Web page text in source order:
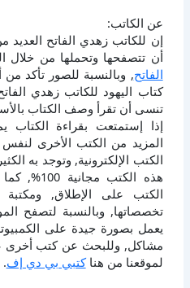
عن الكاتب:
إن للكاتب زهدي الفاتح العديد
أن تتصفحها وتحملها من خلال
الفاتح, وبالنسبة للصور تأكد
كتاب اليهود للكاتب زهدي
تنسى أن تقرأ وصف الكتاب
إذا إستمتعت بقراءة الكتاب
المزيد من الكتب الأخرى لنفس
الكتب الإلكترونية, وتوجد به
هذه الكتب
الكتب على الإطلاق,
يعمل بصورة جيدة على
مشاكل, وللبحث عن كتب أخرى
لموقعنا من هناكتبي بي دي إف.